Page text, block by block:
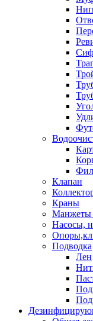
Клапан
Краны
Манжеты
Насосы,
Подводка
Лен